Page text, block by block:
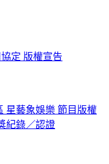
定 版權宣告
星藝象娛樂 節目版權
紀錄／認證